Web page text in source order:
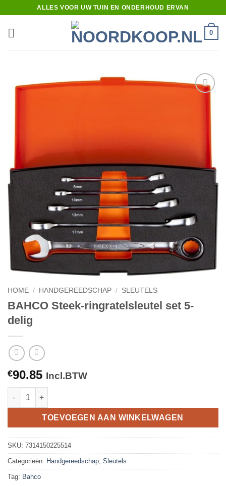
inhoud
ALLES VOOR UW TUIN EN ONDERHOUD ERVAN
0
HOME / HANDGEREEDSCHAP / SLEUTELS
BAHCO Steek-ringratelsleutel set 5-
delig
€90.85 Incl.BTW
BAHCO Steek-ringratelsleutel set 5-delig aantal
TOEVOEGEN AAN WINKELWAGEN
SKU: 7314150225514
Categorieën: Handgereedschap, Sleutels
Tag: Bahco